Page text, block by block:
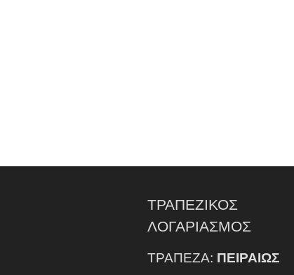
ΤΡΑΠΕΖΙΚΟΣ
ΛΟΓΑΡΙΑΣΜΟΣ
ΤΡΑΠΕΖΑ: ΠΕΙΡΑΙΩΣ